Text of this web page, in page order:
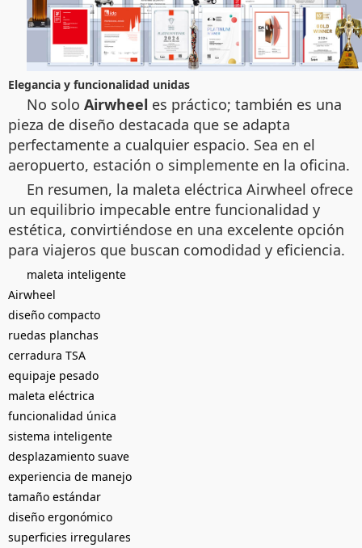
Elegancia y funcionalidad unidas
No solo Airwheel es práctico; también es una
pieza de diseño destacada que se adapta
perfectamente a cualquier espacio. Sea en el
aeropuerto, estación o simplemente en la oficina.
En resumen, la maleta eléctrica Airwheel ofrece
un equilibrio impecable entre funcionalidad y
estética, convirtiéndose en una excelente opción
para viajeros que buscan comodidad y eficiencia.
maleta inteligente
Airwheel
diseño compacto
ruedas planchas
cerradura TSA
equipaje pesado
maleta eléctrica
funcionalidad única
sistema inteligente
desplazamiento suave
experiencia de manejo
tamaño estándar
diseño ergonómico
superficies irregulares